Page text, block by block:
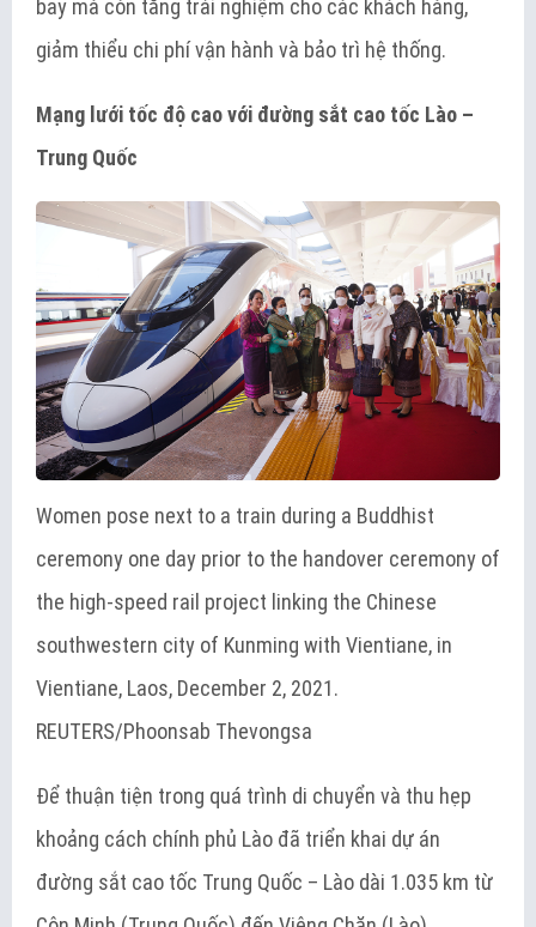
bay mà còn tăng trải nghiệm cho các khách hàng,
giảm thiểu chi phí vận hành và bảo trì hệ thống.
Mạng lưới tốc độ cao với đường sắt cao tốc Lào –
Trung Quốc
Women pose next to a train during a Buddhist
ceremony one day prior to the handover ceremony of
the high-speed rail project linking the Chinese
southwestern city of Kunming with Vientiane, in
Vientiane, Laos, December 2, 2021.
REUTERS/Phoonsab Thevongsa
Để thuận tiện trong quá trình di chuyển và thu hẹp
khoảng cách chính phủ Lào đã triển khai dự án
đường sắt cao tốc Trung Quốc – Lào dài 1.035 km từ